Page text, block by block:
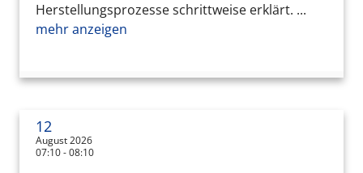
Herstellungsprozesse schrittweise erklärt. ...
mehr anzeigen
12
August 2026
07:10 - 08:10